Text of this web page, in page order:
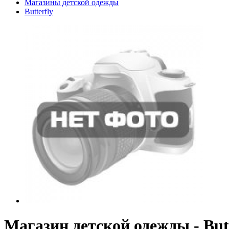
Магазины детской одежды
Butterfly